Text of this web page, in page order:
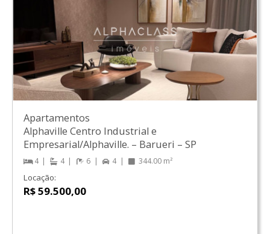
Apartamentos
Alphaville Centro Industrial e
Empresarial/Alphaville. – Barueri – SP
4 4 6 4 344.00 m²
Locação:
R$ 59.500,00